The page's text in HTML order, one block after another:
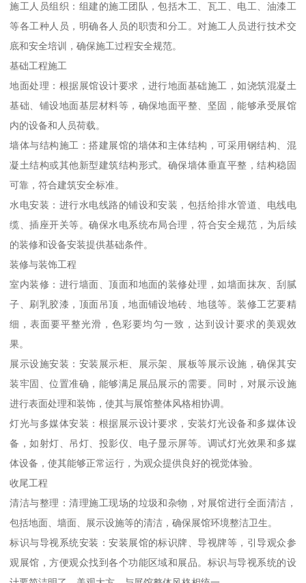
施工人员组织：组建的施工团队，包括木工、瓦工、电工、油漆工
等各工种人员，明确各人员的职责和分工。对施工人员进行技术交
底和安全培训，确保施工过程安全规范。
基础工程施工
地面处理：根据展馆设计要求，进行地面基础施工，如浇筑混凝土
基础、铺设地面基层材料等，确保地面平整、坚固，能够承受展馆
内的设备和人员荷载。
墙体与结构施工：搭建展馆的墙体和主体结构，可采用钢结构、混
凝土结构或其他新型建筑结构形式。确保墙体垂直平整，结构稳固
可靠，符合建筑安全标准。
水电安装：进行水电线路的铺设和安装，包括给排水管道、电线电
缆、插座开关等。确保水电系统布局合理，符合安全规范，为后续
的装修和设备安装提供基础条件。
装修与装饰工程
室内装修：进行墙面、顶面和地面的装修处理，如墙面抹灰、刮腻
子、刷乳胶漆，顶面吊顶，地面铺设地砖、地毯等。装修工艺要精
细，表面要平整光滑，色彩要均匀一致，达到设计要求的美观效
果。
展示设施安装：安装展示柜、展示架、展板等展示设施，确保其安
装牢固、位置准确，能够满足展品展示的需要。同时，对展示设施
进行表面处理和装饰，使其与展馆整体风格相协调。
灯光与多媒体安装：根据展示设计要求，安装灯光设备和多媒体设
备，如射灯、吊灯、投影仪、电子显示屏等。调试灯光效果和多媒
体设备，使其能够正常运行，为观众提供良好的视觉体验。
收尾工程
清洁与整理：清理施工现场的垃圾和杂物，对展馆进行全面清洁，
包括地面、墙面、展示设施等的清洁，确保展馆环境整洁卫生。
标识与导视系统安装：安装展馆的标识牌、导视牌等，引导观众参
观展馆，方便观众找到各个功能区域和展品。标识与导视系统的设